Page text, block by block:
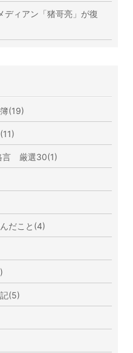
ィアン「猪哥亮」が復
(19)
言 厳選30(1)
だこと(4)
(5)